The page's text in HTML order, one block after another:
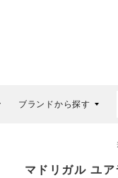
ブランドから探す
マドリガル ユア